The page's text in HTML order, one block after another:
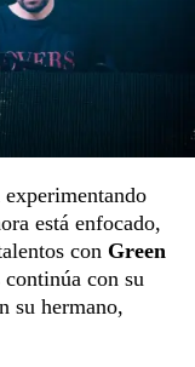
está enfocado,
con Green
con su
su hermano,